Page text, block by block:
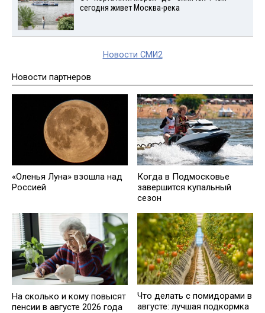
сегодня живет Москва-река
Новости СМИ2
Новости партнеров
«Оленья Луна» взошла над
Россией
Когда в Подмосковье
завершится купальный
сезон
На сколько и кому повысят
пенсии в августе 2026 года
Что делать с помидорами в
августе: лучшая подкормка